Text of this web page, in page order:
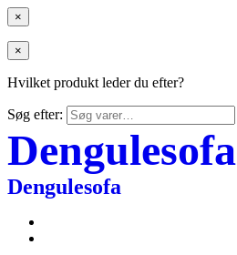
×
×
Hvilket produkt leder du efter?
Søg efter:
Dengulesofa
Dengulesofa